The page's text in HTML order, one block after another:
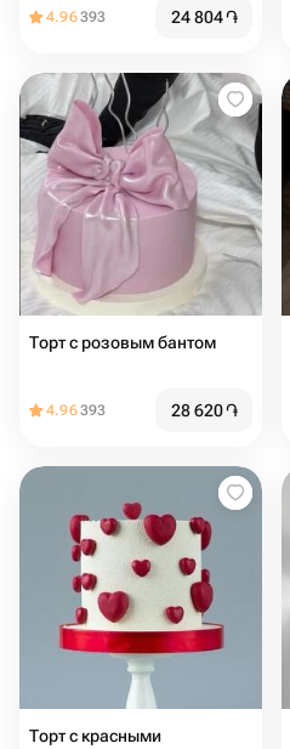
4.96393 24 804֏
Торт с розовым бантом
4.96393 28 620֏
Торт с красными